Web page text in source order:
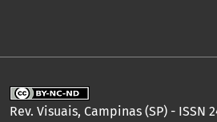
Rev. Visuais, Campinas (SP) - ISSN